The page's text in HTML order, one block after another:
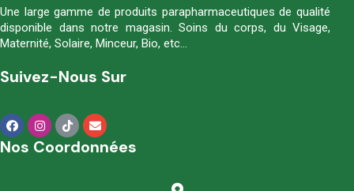
Une large gamme de produits parapharmaceutiques de qualité
disponible dans notre magasin. Soins du corps, du Visage,
Maternité, Solaire, Minceur, Bio, etc…
Suivez-Nous Sur
Nos Coordonnées